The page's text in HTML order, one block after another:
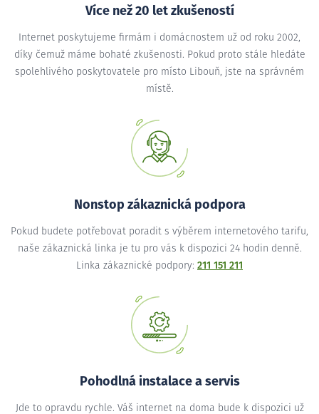
Více než 20 let zkušeností
Internet poskytujeme firmám i domácnostem už od roku 2002,
díky čemuž máme bohaté zkušenosti. Pokud proto stále hledáte
spolehlivého poskytovatele pro místo Libouň, jste na správném
místě.
Nonstop zákaznická podpora
Pokud budete potřebovat poradit s výběrem internetového tarifu,
naše zákaznická linka je tu pro vás k dispozici 24 hodin denně.
Linka zákaznické podpory: 211 151 211
Pohodlná instalace a servis
Jde to opravdu rychle. Váš internet na doma bude k dispozici už